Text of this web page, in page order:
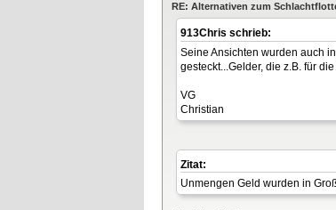
RE: Alternativen zum
913Chris schrieb:
Seine Ansichten wurden auch
gesteckt...Gelder, die z.B. für
VG
Christian
Zitat:
Unmengen Geld wurden in